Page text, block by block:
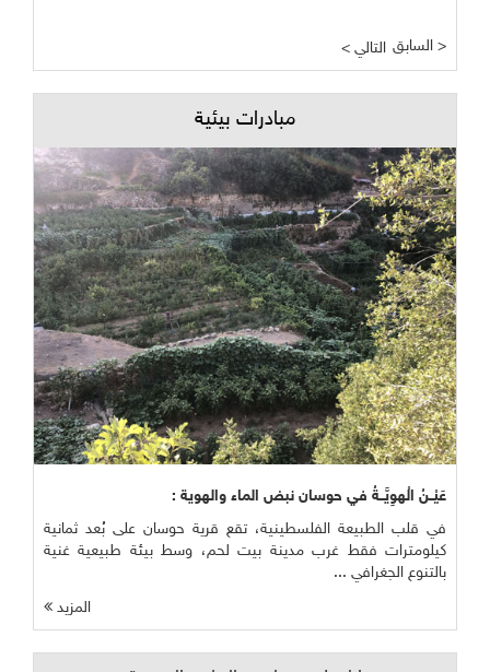
< التالي السابق >
مبادرات بيئية
عَيْــنُ الْهوِيَّــةُ في حوسان نبض الماء والهوية :
في قلب الطبيعة الفلسطينية، تقع قرية حوسان على بُعد ثمانية
كيلومترات فقط غرب مدينة بيت لحم، وسط بيئة طبيعية غنية
بالتنوع الجغرافي ...
المزيد